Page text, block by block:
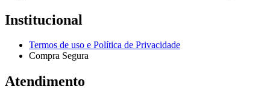
Institucional
Termos de uso e Política de Privacidade
Compra Segura
Atendimento